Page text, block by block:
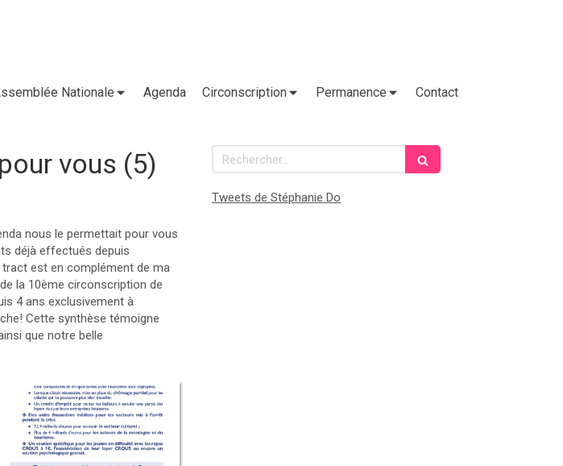
Nationale Agenda Circonscription Permanence Contact
vous (5)
nous le permettait pour vous
déjà effectués depuis
est en complément de ma
la 10ème circonscription de
4 ans exclusivement à
Cette synthèse témoigne
que notre belle
Rechercher
Tweets de Stéphanie Do